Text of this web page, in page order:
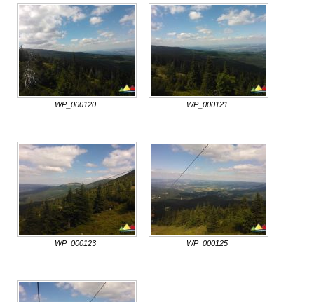
WP_000120 WP_000121
WP_000123 WP_000125